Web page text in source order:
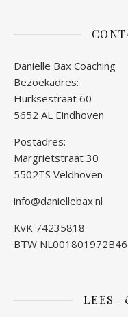
Danielle Bax Coaching
Bezoekadres:
Hurksestraat 60
5652 AL Eindhoven
Postadres:
Margrietstraat 30
5502TS Veldhoven
info@daniellebax.nl
KvK 74235818
BTW NL001801972B46
LEES-